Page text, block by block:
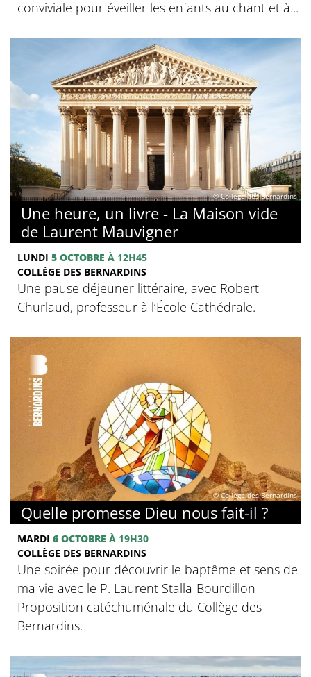
conviviale pour éveiller les enfants au chant et à...
© Collège des Bernardins
Une heure, un livre - La Maison vide
de Laurent Mauvigner
LUNDI 5 OCTOBRE À 12H45
COLLÈGE DES BERNARDINS
Une pause déjeuner littéraire, avec Robert
Churlaud, professeur à l’École Cathédrale.
© Collège des Bernardins
Quelle promesse Dieu nous fait-il ?
MARDI 6 OCTOBRE À 19H30
COLLÈGE DES BERNARDINS
Une soirée pour découvrir le baptême et sens de
ma vie avec le P. Laurent Stalla-Bourdillon -
Proposition catéchuménale du Collège des
Bernardins.